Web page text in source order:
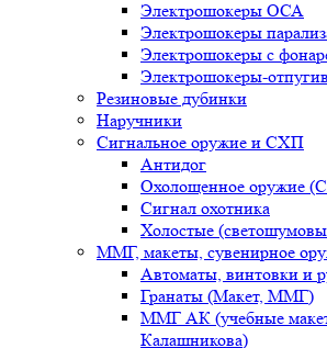
Электрошокеры ОСА
Электрошокеры
Электрошокеры с
Электрошокеры-
Резиновые дубинки
Наручники
Сигнальное оружие и СХП
Антидог
Охолощенное оружие
Сигнал охотника
Холостые
ММГ, макеты, сувенирное
Автоматы, винтовки и
Гранаты (Макет, ММГ)
ММГ АК (учебные
Калашникова)